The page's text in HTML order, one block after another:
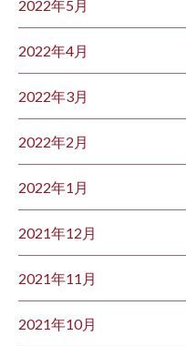
2022年5月
2022年4月
2022年3月
2022年2月
2022年1月
2021年12月
2021年11月
2021年10月